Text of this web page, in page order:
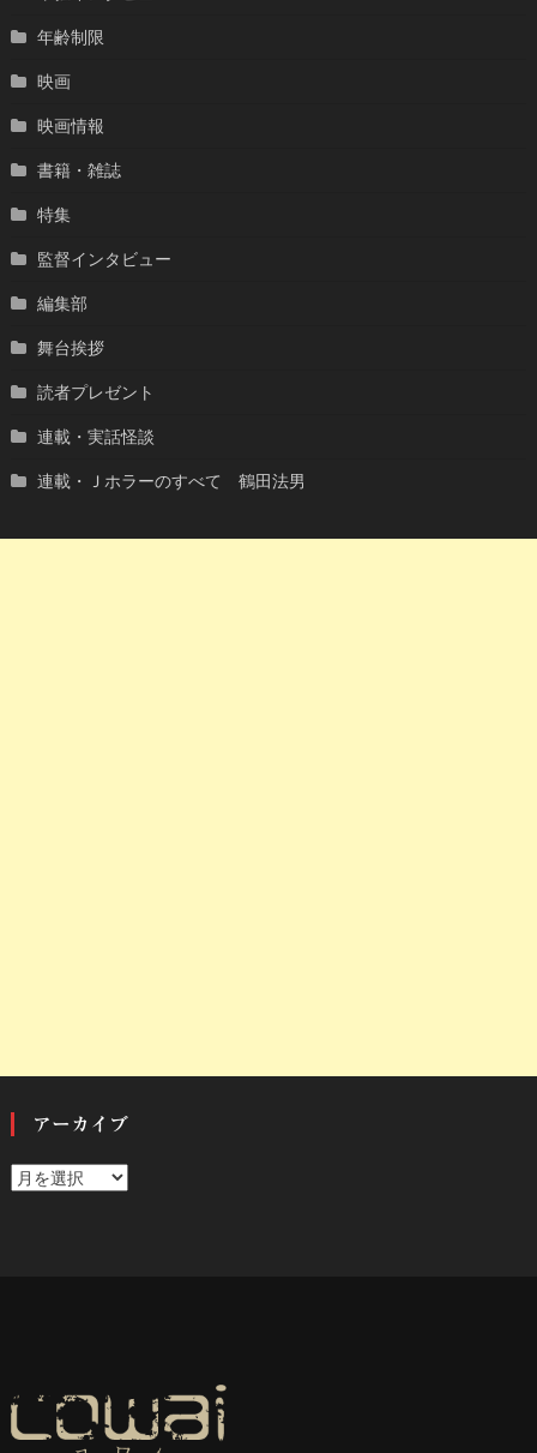
年齢制限
映画
映画情報
書籍・雑誌
特集
監督インタビュー
編集部
舞台挨拶
読者プレゼント
連載・実話怪談
連載・Ｊホラーのすべて 鶴田法男
アーカイブ
ア